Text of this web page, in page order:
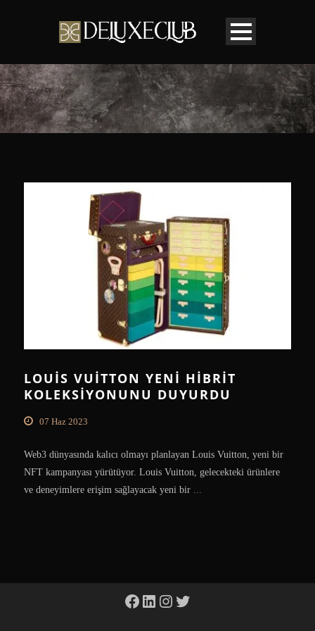
LOUIS VUITTON YENI HIBRIT
KOLEKSIYONUNU DUYURDU
07 Haz 2023
Web3 dünyasında kalıcı olmayı planlayan Louis Vuitton, yeni bir
NFT kampanyası yürütüyor. Louis Vuitton, gelecekteki ürünlere
ve deneyimlere erişim sağlayacak yeni bir ...
Facebook
LinkedIn
Instagram
Twitter